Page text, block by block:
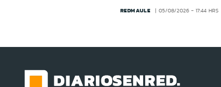
REDMAULE 05/08/2026 - 17:44 HRS